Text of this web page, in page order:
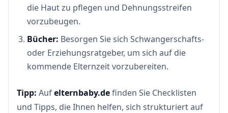
die Haut zu pflegen und Dehnungsstreifen
vorzubeugen.
Bücher: Besorgen Sie sich Schwangerschafts-
oder Erziehungsratgeber, um sich auf die
kommende Elternzeit vorzubereiten.
Tipp: Aufelternbaby.definden Sie Checklisten
und Tipps, die Ihnen helfen, sich strukturiert auf